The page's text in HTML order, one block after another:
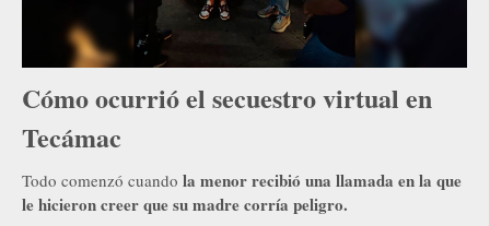
Cómo ocurrió el secuestro virtual en
Tecámac
Todo comenzó cuando la menor recibió una llamada en la que
le hicieron creer que su madre corría peligro.